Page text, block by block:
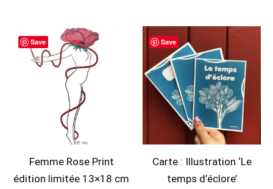
plusieurs
variations.
options
peuvent
page
Save
Femme Rose Print
édition limitée 13×18 cm
Save
Carte : Illustration ‘Le
temps d’éclore’